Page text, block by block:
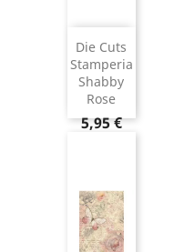
Die Cuts
Stamperia
Shabby
Rose
5,95 €